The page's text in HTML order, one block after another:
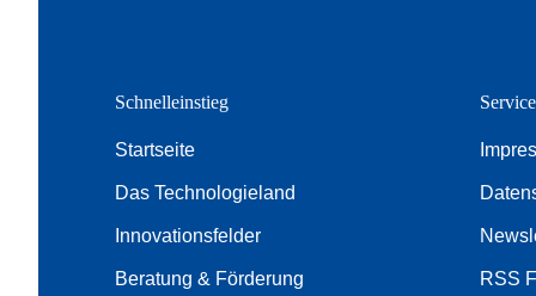
Schnelleinstieg
Startseite
Das Technologieland
Innovationsfelder
Beratung & Förderung
Service
RSS